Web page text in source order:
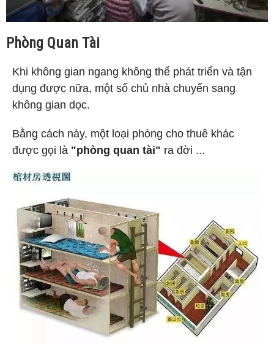
Phòng Quan Tài
Khi không gian ngang không thể phát triển và tận
dụng được nữa, một số chủ nhà chuyển sang
không gian dọc.
Bằng cách này, một loại phòng cho thuê khác
được gọi là "phòng quan tài" ra đời ...